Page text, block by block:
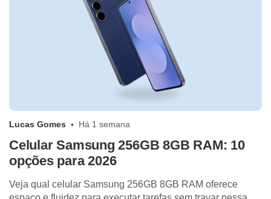
Lucas Gomes Há 1 semana
Celular Samsung 256GB 8GB RAM: 10
opções para 2026
Veja qual celular Samsung 256GB 8GB RAM oferece